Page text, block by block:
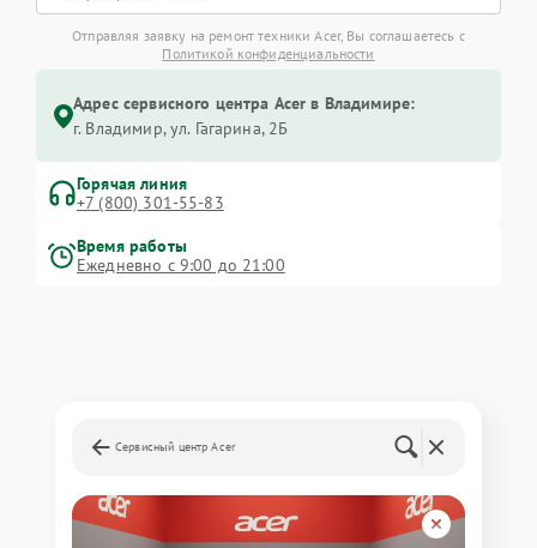
Отправляя заявку на ремонт техники Acer, Вы соглашаетесь с
Политикой конфиденциальности
Адрес сервисного центра Acer в Владимире:
г. Владимир, ул. Гагарина, 2Б
Горячая линия
+7 (800) 301-55-83
Время работы
Ежедневно с 9:00 до 21:00
Сервисный центр Acer